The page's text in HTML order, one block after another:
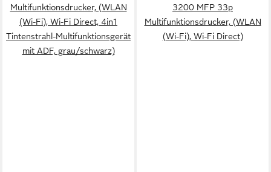
Multifunktionsdrucker, (WLAN
(Wi-Fi), Wi-Fi Direct, 4in1
Tintenstrahl-Multifunktionsgerät
mit ADF, grau/schwarz)
3200 MFP 33p
Multifunktionsdrucker, (WLAN
(Wi-Fi), Wi-Fi Direct)